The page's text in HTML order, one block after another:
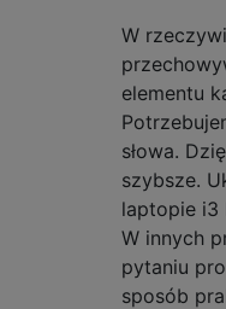
W
elementu
słowa.
szybsze.
laptopie i3
W innych
pytaniu
sposób